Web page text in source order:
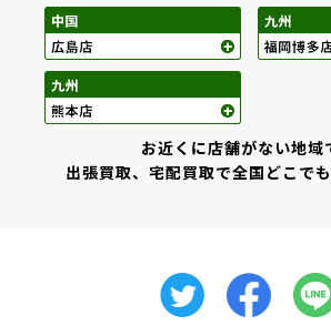
お近くに店舗がない地域
出張買取、宅配買取で全国どこで